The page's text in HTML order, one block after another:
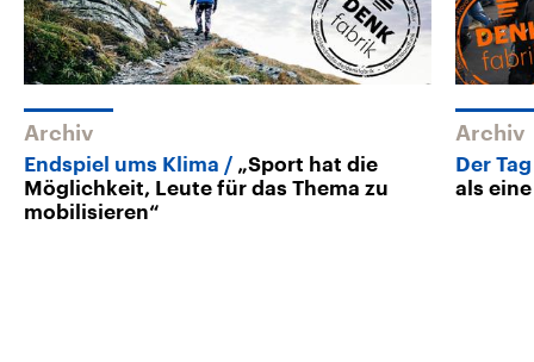
Archiv
Endspiel ums Klima
„Sport hat die
Möglichkeit, Leute für das Thema zu
mobilisieren“
Archiv
Der
als